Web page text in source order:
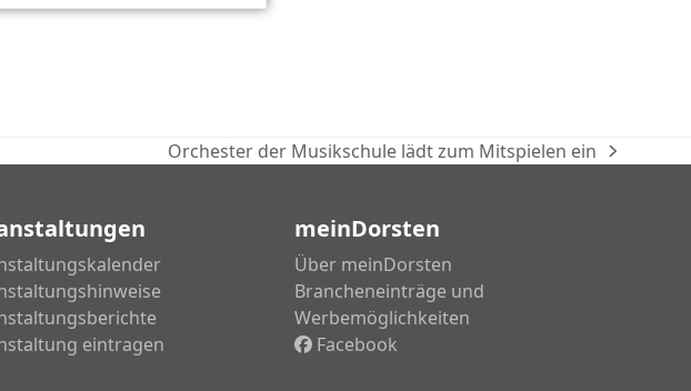
Nächster
Orchester der Musikschule lädt zum Mitspielen ein
eintragen
meinDorsten
Über meinDorsten
Brancheneinträge und
Werbemöglichkeiten
Facebook